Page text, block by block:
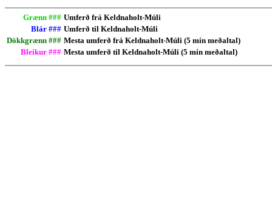
Grænn ### Umferð frá Keldnaholt-Múli
Blár ### Umferð til Keldnaholt-Múli
Dökkgrænn ### Mesta umferð frá Keldnaholt-Múli (5 mín meðaltal)
Bleikur ### Mesta umferð til Keldnaholt-Múli (5 mín meðaltal)